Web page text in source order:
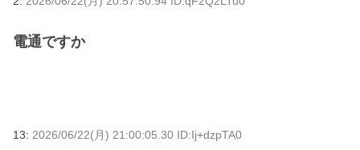
電通ですか
13: 2026/06/22(月) 21:00:05.30 ID:Ij+dzpTA0